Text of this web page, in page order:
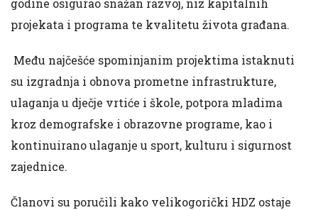
projekata i programa te kvalitetu života građana.
Među najčešće spominjanim projektima istaknuti
su izgradnja i obnova prometne infrastrukture,
ulaganja u dječje vrtiće i škole, potpora mladima
kroz demografske i obrazovne programe, kao i
kontinuirano ulaganje u sport, kulturu i sigurnost
zajednice.
Članovi su poručili kako velikogorički HDZ ostaje